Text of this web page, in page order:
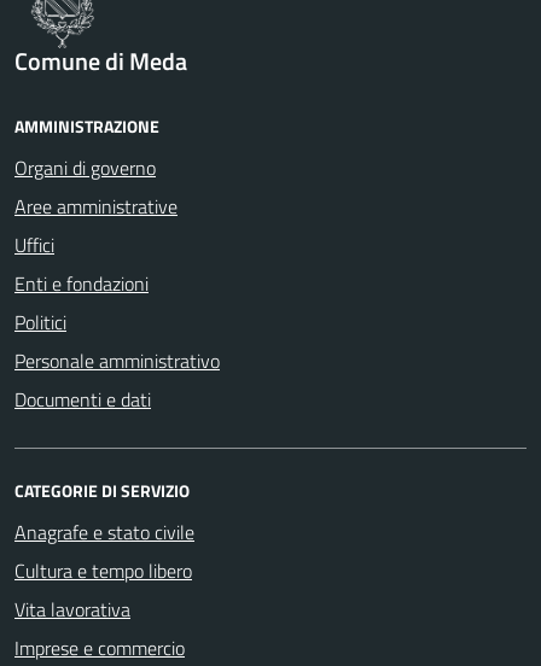
Comune di Meda
AMMINISTRAZIONE
Organi di governo
Aree amministrative
Uffici
Enti e fondazioni
Politici
Personale amministrativo
Documenti e dati
CATEGORIE DI SERVIZIO
Anagrafe e stato civile
Cultura e tempo libero
Vita lavorativa
Imprese e commercio